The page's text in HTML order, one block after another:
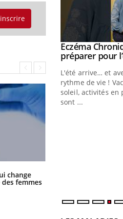
change
femmes
de type 2
chez les
les soignants.
Youtube
Eczéma
préparer pour
L'été arrive… et
rythme de vie !
soleil, activités en
sont ...